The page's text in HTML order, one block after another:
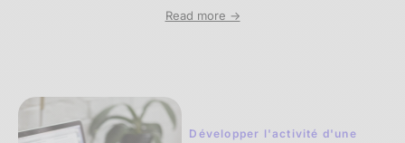
Read more ->
Développer l'activité d'une